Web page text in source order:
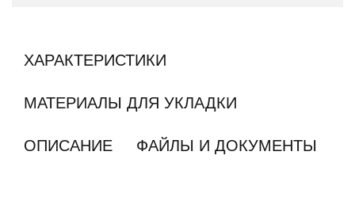
ХАРАКТЕРИСТИКИ
МАТЕРИАЛЫ ДЛЯ УКЛАДКИ
ОПИСАНИЕ ФАЙЛЫ И ДОКУМЕНТЫ